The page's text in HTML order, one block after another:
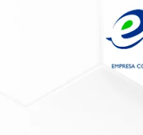
Política